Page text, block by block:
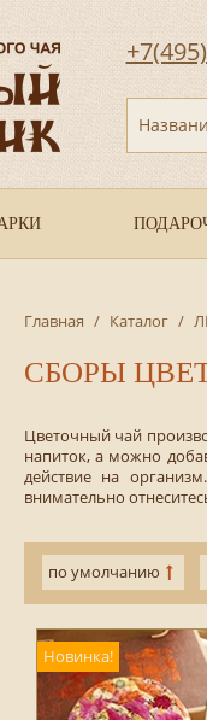
Главная / Каталог /
СБОРЫ
Цветочный чай
напиток, а можно
действие на
внимательно
по умолчанию
Новинка!